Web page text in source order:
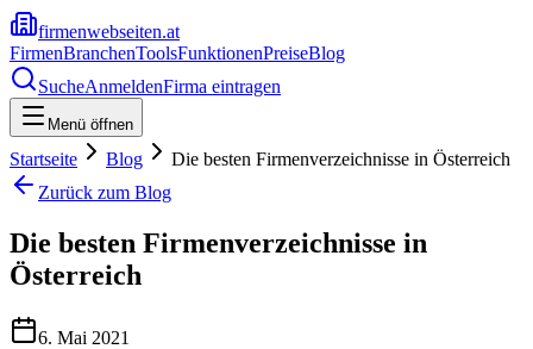
firmenwebseiten.at
FirmenBranchenToolsFunktionenPreiseBlog
SucheAnmeldenFirma eintragen
Menü öffnen
Startseite Blog
Die besten Firmenverzeichnisse in Österreich
Zurück zum Blog
Die besten Firmenverzeichnisse in
Österreich
6. Mai 2021